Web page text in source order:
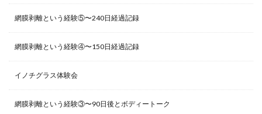
網膜剥離という経験⑤〜240日経過記録
網膜剥離という経験④〜150日経過記録
イノチグラス体験会
網膜剥離という経験③〜90日後とボディートーク